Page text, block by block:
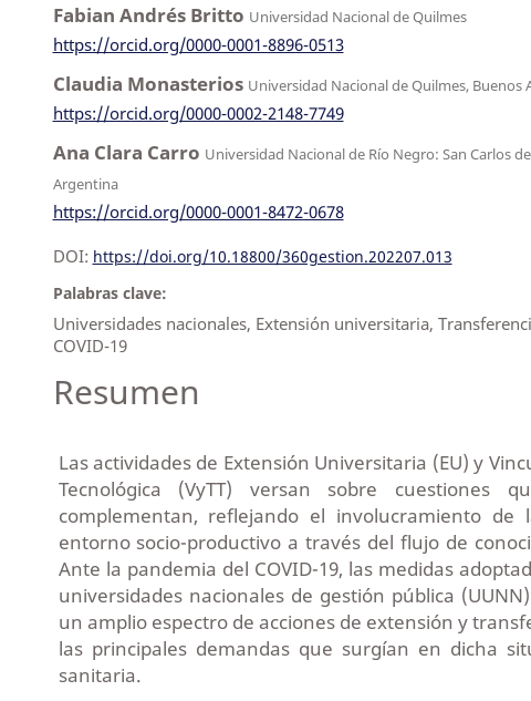
Fabian Andrés Britto Universidad Nacional de Quilmes
https://orcid.org/0000-0001-8896-0513
Claudia Monasterios Universidad Nacional de Quilmes, Buenos
https://orcid.org/0000-0002-2148-7749
Ana Clara Carro Universidad Nacional de Río Negro: San Carlos
Argentina
https://orcid.org/0000-0001-8472-0678
DOI: https://doi.org/10.18800/360gestion.202207.013
Palabras clave:
Universidades nacionales, Extensión universitaria,
COVID-19
Resumen
Las actividades de Extensión Universitaria (EU) y
Tecnológica (VyTT) versan sobre cuestiones
complementan, reflejando el involucramiento de
entorno socio-productivo a través del flujo de
Ante la pandemia del COVID-19, las medidas
universidades nacionales de gestión pública
un amplio espectro de acciones de extensión y
las principales demandas que surgían en dicha
sanitaria.